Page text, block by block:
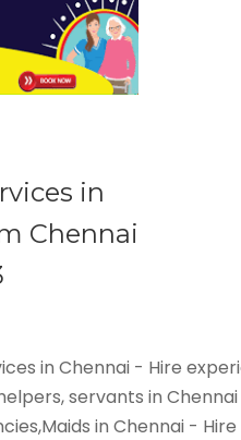
in
Chennai
in Chennai - Hire
servants in
in Chennai - Hire